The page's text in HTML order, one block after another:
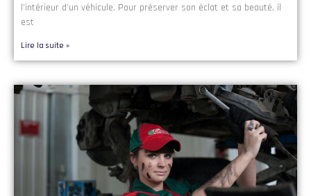
l’intérieur d’un véhicule. Pour préserver son éclat et sa beauté, il
est
Lire la suite »